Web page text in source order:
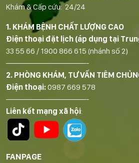
Khám & Cấp cứu: 24/24
1. KHÁM BỆNH CHẤT LƯỢNG CAO
Điện thoại đặt lịch (áp dụng tại
33 55 66 / 1900 866 615 (nhánh số 2)
——————————-
2. PHÒNG KHÁM, TƯ VẤN TIÊM
Điện thoại:0987 669 578
——————————-
Liên kết mạng xã hội:
FANPAGE